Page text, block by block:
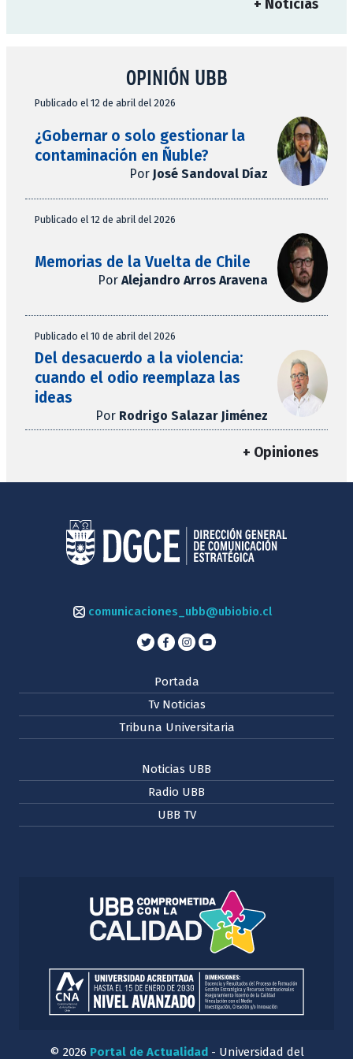
+ Noticias
OPINIÓN UBB
Publicado el 12 de abril del 2026
¿Gobernar o solo gestionar la
contaminación en Ñuble?
Por José Sandoval Díaz
Publicado el 12 de abril del 2026
Memorias de la Vuelta de Chile
Por Alejandro Arros Aravena
Publicado el 10 de abril del 2026
Del desacuerdo a la violencia:
cuando el odio reemplaza las
ideas
Por Rodrigo Salazar Jiménez
+ Opiniones
comunicaciones_ubb@ubiobio.cl
Portada
Tv Noticias
Tribuna Universitaria
Noticias UBB
Radio UBB
UBB TV
© 2026 Portal de Actualidad- Universidad del